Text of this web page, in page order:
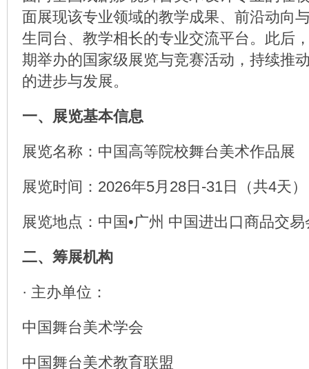
面展现该专业领域的教学成果、前沿动向
生同台、教学相长的专业交流平台。此后
期举办的国家级展览与竞赛活动，持续推
的进步与发展。
一、展览基本信息
展览名称：中国高等院校舞台美术作品展
展览时间：2026年5月28日-31日（共4天）
展览地点：中国•广州 中国进出口商品交
二、筹展机构
· 主办单位：
中国舞台美术学会
中国舞台美术教育联盟